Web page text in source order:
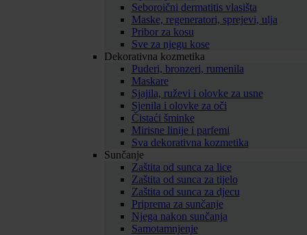
Seboroični dermatitis vlasišta
Maske, regeneratori, sprejevi, ulja
Pribor za kosu
Sve za njegu kose
Dekorativna kozmetika
Puderi, bronzeri, rumenila
Maskare
Sjajila, ruževi i olovke za usne
Sjenila i olovke za oči
Čistaći šminke
Mirisne linije i parfemi
Sva dekorativna kozmetika
Sunčanje
Zaštita od sunca za lice
Zaštita od sunca za tijelo
Zaštita od sunca za djecu
Priprema za sunčanje
Njega nakon sunčanja
Samotamnjenje